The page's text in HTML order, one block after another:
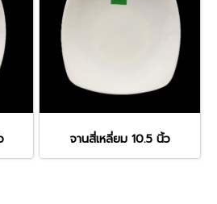
จานสี่เหลี่ยม 10.5 นิ้ว